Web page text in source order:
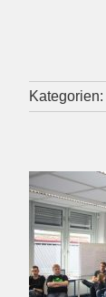
Kategorien: